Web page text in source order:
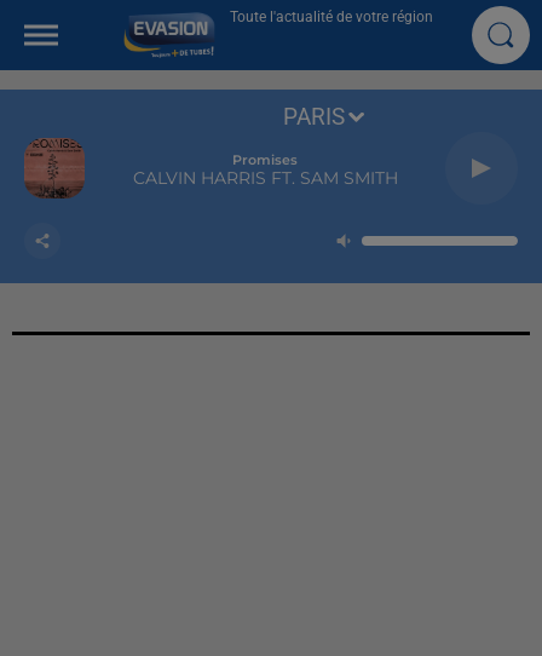
Toute l'actualité de votre région
Promises
CALVIN HARRIS FT. SAM SMITH
PARIS